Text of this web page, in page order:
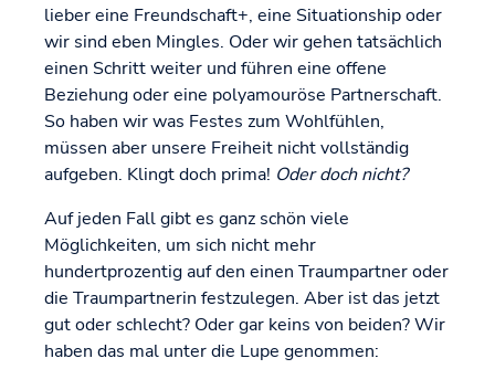
lieber eine Freundschaft+, eine Situationship oder
wir sind eben Mingles. Oder wir gehen tatsächlich
einen Schritt weiter und führen eine offene
Beziehung oder eine polyamouröse Partnerschaft.
So haben wir was Festes zum Wohlfühlen,
müssen aber unsere Freiheit nicht vollständig
aufgeben. Klingt doch prima! Oder doch nicht?
Auf jeden Fall gibt es ganz schön viele
Möglichkeiten, um sich nicht mehr
hundertprozentig auf den einen Traumpartner oder
die Traumpartnerin festzulegen. Aber ist das jetzt
gut oder schlecht? Oder gar keins von beiden? Wir
haben das mal unter die Lupe genommen: